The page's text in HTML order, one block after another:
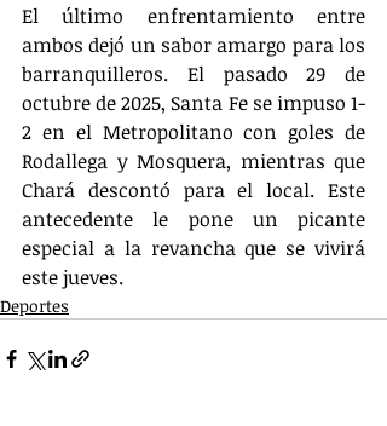
El último enfrentamiento entre
ambos dejó un sabor amargo para los
barranquilleros. El pasado 29 de
octubre de 2025, Santa Fe se impuso 1-
2 en el Metropolitano con goles de
Rodallega y Mosquera, mientras que
Chará descontó para el local. Este
antecedente le pone un picante
especial a la revancha que se vivirá
este jueves.
Deportes